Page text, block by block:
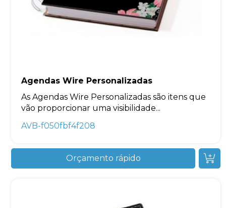
Agendas Wire Personalizadas
As Agendas Wire Personalizadas são itens que
vão proporcionar uma visibilidade...
AVB-f050fbf4f208
Orçamento rápido